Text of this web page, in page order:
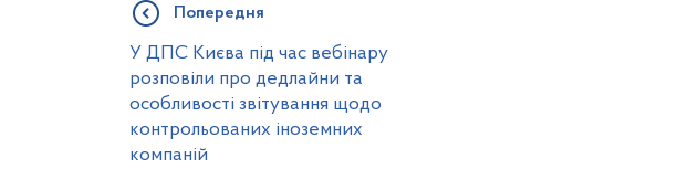
Попередня
У ДПС Києва під час вебінару
розповіли про дедлайни та
особливості звітування щодо
контрольованих іноземних
компаній